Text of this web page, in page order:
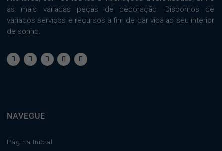
as mais variadas peças de decoração. Dispomos de
variados serviços e recursos a fim de dar vida ao seu interior
de sonho.
NAVEGUE
Página Inicial